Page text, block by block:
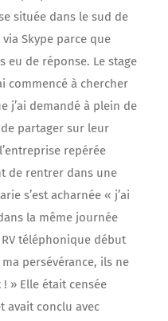
située dans le sud de
Skype parce que
eu de réponse. Le stage
commencé à chercher
j’ai demandé à plein de
partager sur leur
repérée
de rentrer dans une
s’est acharnée « j’ai
la même journée
téléphonique début
persévérance, ils ne
» Elle était censée
avait conclu avec